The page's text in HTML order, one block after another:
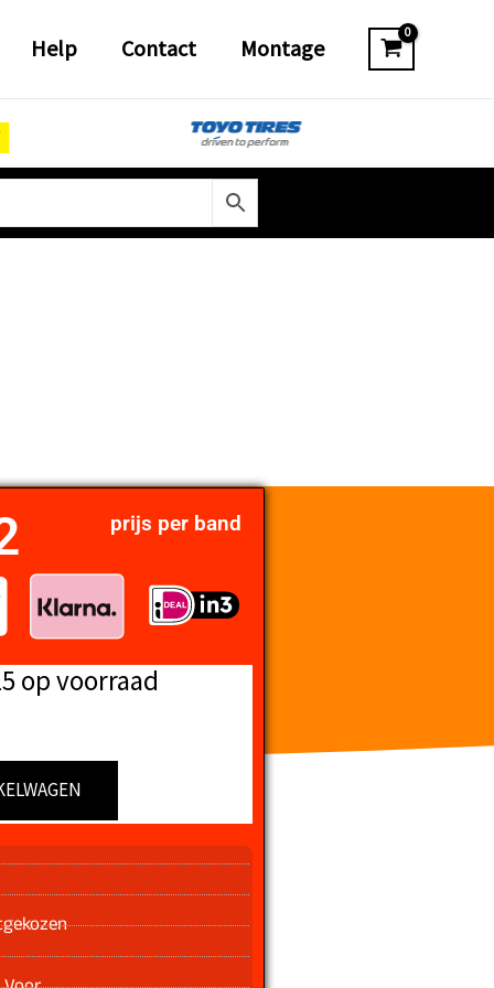
Help Contact Montage
prijs per band
op voorraad